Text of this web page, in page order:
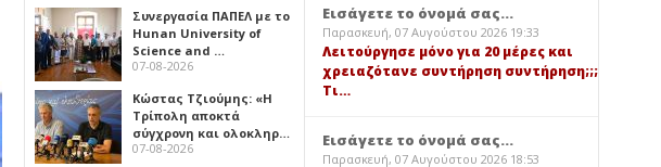
Συνεργασία ΠΑΠΕΛ με το
Hunan University of
Science and …
07-08-2026
Κώστας Τζιούμης: «Η
Τρίπολη αποκτά
σύγχρονη και ολοκληρ…
07-08-2026
Εισάγετε το όνομά σας...
Παρασκευή, 07 Αυγούστου 2026 19:33
Λειτούργησε μόνο για 20 μέρες και
χρειαζότανε συντήρηση συντήρηση;;;
Τι…
Εισάγετε το όνομά σας...
Παρασκευή, 07 Αυγούστου 2026 18:53